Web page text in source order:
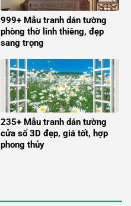
999+ Mẫu tranh dán tường
phòng thờ linh thiêng, đẹp
sang trọng
235+ Mẫu tranh dán tường
cửa sổ 3D đẹp, giá tốt, hợp
phong thủy